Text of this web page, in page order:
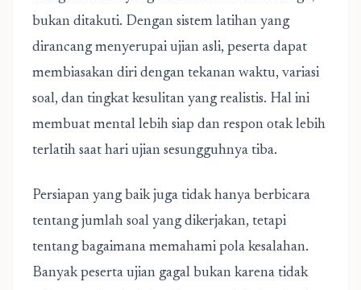
bukan ditakuti. Dengan sistem latihan yang
dirancang menyerupai ujian asli, peserta dapat
membiasakan diri dengan tekanan waktu, variasi
soal, dan tingkat kesulitan yang realistis. Hal ini
membuat mental lebih siap dan respon otak lebih
terlatih saat hari ujian sesungguhnya tiba.
Persiapan yang baik juga tidak hanya berbicara
tentang jumlah soal yang dikerjakan, tetapi
tentang bagaimana memahami pola kesalahan.
Banyak peserta ujian gagal bukan karena tidak